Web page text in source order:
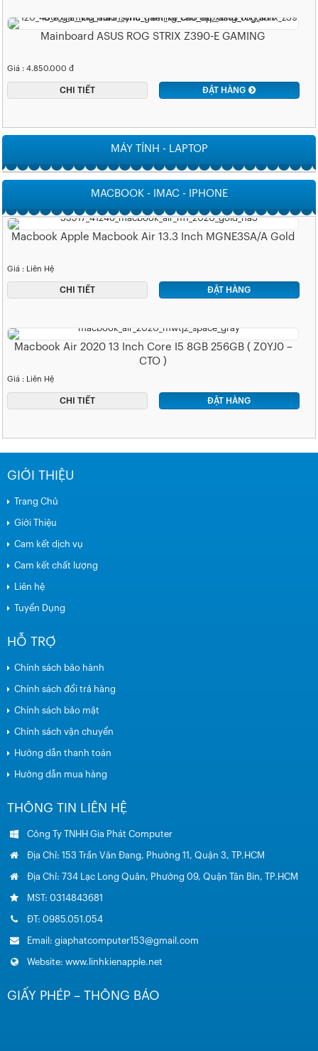
Mainboard ASUS ROG STRIX Z390-E GAMING
Giá : 4.850.000 đ
CHI TIẾT ĐẶT HÀNG
MÁY TÍNH - LAPTOP
MACBOOK - IMAC - IPHONE
Macbook Apple Macbook Air 13.3 Inch MGNE3SA/A Gold
Giá : Liên Hệ
CHI TIẾT ĐẶT HÀNG
Macbook Air 2020 13 Inch Core I5 8GB 256GB ( Z0YJ0 –
CTO )
Giá : Liên Hệ
CHI TIẾT ĐẶT HÀNG
GIỚI THIỆU
Trang Chủ
Giới Thiệu
Cam kết dịch vụ
Cam kết chất lượng
Liên hệ
Tuyển Dụng
HỖ TRỢ
Chính sách bảo hành
Chính sách đổi trả hàng
Chính sách bảo mật
Chính sách vận chuyển
Hướng dẫn thanh toán
Hướng dẫn mua hàng
THÔNG TIN LIÊN HỆ
Công Ty TNHH Gia Phát Computer
Địa Chỉ: 153 Trần Văn Đang, Phường 11, Quận 3, TP.HCM
Địa Chỉ: 734 Lạc Long Quân, Phường 09, Quận Tân Bin, TP.HCM
MST: 0314843681
ĐT: 0985.051.054
Email: giaphatcomputer153@gmail.com
Website: www.linhkienapple.net
GIẤY PHÉP – THÔNG BÁO